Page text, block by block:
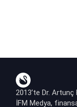
2013’te Dr.
İFM Medya,